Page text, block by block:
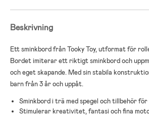
Beskrivning
Ett sminkbord från Tooky Toy, utformat för
Bordet imiterar ett riktigt sminkbord och
och eget skapande. Med sin stabila
barn från 3 år och uppåt.
Sminkbord i trä med spegel och tillbehör
Stimulerar kreativitet, fantasi och fina